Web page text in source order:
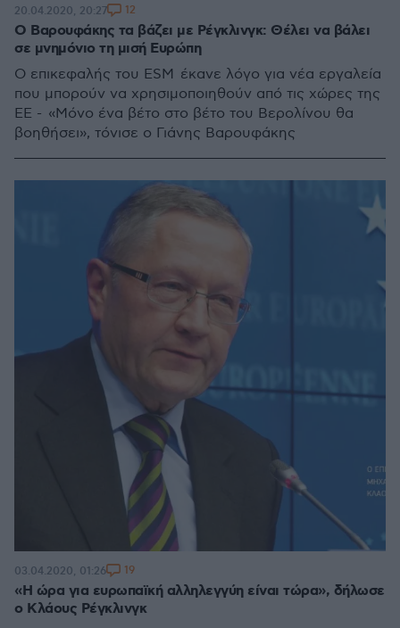
Ο Βαρουφάκης τα βάζει με Ρέγκλινγκ: Θέλει να βάλει
σε μνημόνιο τη μισή Ευρώπη
Ο επικεφαλής του ΕSM έκανε λόγο για νέα εργαλεία
που μπορούν να χρησιμοποιηθούν από τις χώρες της
ΕΕ - «Μόνο ένα βέτο στο βέτο του Βερολίνου θα
βοηθήσει», τόνισε ο Γιάνης Βαρουφάκης
20.04.2020, 20:27 12
«Η ώρα για ευρωπαϊκή αλληλεγγύη είναι τώρα», δήλωσε
ο Κλάους Ρέγκλινγκ
03.04.2020, 01:26 19